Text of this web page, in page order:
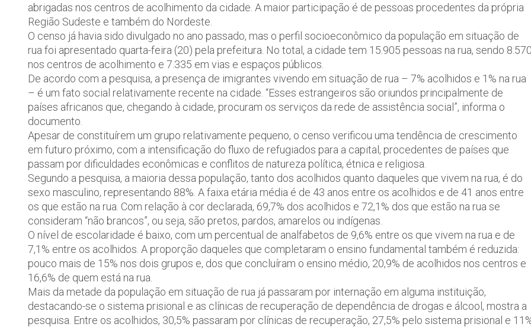
abrigadas nos centros de acolhimento da cidade. A maior participação é de pessoas procedentes da própria
Região Sudeste e também do Nordeste.
O censo já havia sido divulgado no ano passado, mas o perfil socioeconômico da população em situação de
rua foi apresentado quarta-feira (20) pela prefeitura. No total, a cidade tem 15.905 pessoas na rua, sendo
nos centros de acolhimento e 7.335 em vias e espaços públicos.
De acordo com a pesquisa, a presença de imigrantes vivendo em situação de rua – 7% acolhidos e 1% na rua
– é um fato social relativamente recente na cidade. “Esses estrangeiros são oriundos principalmente de
países africanos que, chegando à cidade, procuram os serviços da rede de assistência social”, informa o
documento.
Apesar de constituírem um grupo relativamente pequeno, o censo verificou uma tendência de crescimento
em futuro próximo, com a intensificação do fluxo de refugiados para a capital, procedentes de países que
passam por dificuldades econômicas e conflitos de natureza política, étnica e religiosa.
Segundo a pesquisa, a maioria dessa população, tanto dos acolhidos quanto daqueles que vivem na rua, é do
sexo masculino, representando 88%. A faixa etária média é de 43 anos entre os acolhidos e de 41 anos entre
os que estão na rua. Com relação à cor declarada, 69,7% dos acolhidos e 72,1% dos que estão na rua se
consideram “não brancos”, ou seja, são pretos, pardos, amarelos ou indígenas.
O nível de escolaridade é baixo, com um percentual de analfabetos de 9,6% entre os que vivem na rua e de
7,1% entre os acolhidos. A proporção daqueles que completaram o ensino fundamental também é reduzida:
pouco mais de 15% nos dois grupos e, dos que concluíram o ensino médio, 20,9% de acolhidos nos centros e
16,6% de quem está na rua.
Mais da metade da população em situação de rua já passaram por internação em alguma instituição,
destacando-se o sistema prisional e as clínicas de recuperação de dependência de drogas e álcool, mostra a
pesquisa. Entre os acolhidos, 30,5% passaram por clínicas de recuperação, 27,5% pelo sistema prisional e